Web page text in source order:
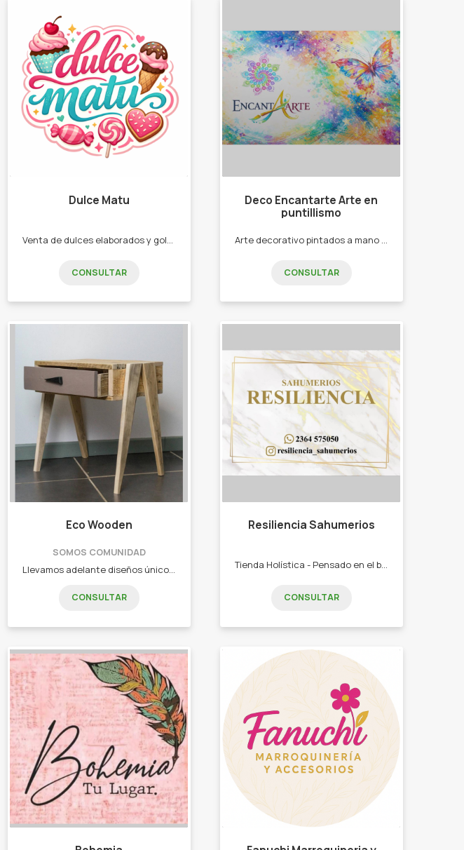
Dulce Matu
Venta de dulces elaborados y golosinas de reventa -Caramelos -alfajores -chocolate -gomistas.
CONSULTAR
Deco Encantarte Arte en
puntillismo
Arte decorativo pintados a mano sobre diferentes superficies -Mates -portasahumerios - llaveros -señaladores -botellas pintados a mano con tecnica de puntillismo
CONSULTAR
Eco Wooden
SOMOS COMUNIDAD
Llevamos adelante diseños únicos y exclusivos, combinamos estética y funcionalidad con armonía y calidad. -Carpintería Artesanal -Muebles a pedidos -Restauraciones -Diseños únicos
CONSULTAR
Resiliencia Sahumerios
Tienda Holística - Pensado en el bienestar de las personas y sus espacios. -Sahumerios -porta sahumerios - difusores de autos -cascadas de humo, lámparas de sal - bombitas energéticas, sahumadores -budas en yeso, en resina y resina epoxi y más
CONSULTAR